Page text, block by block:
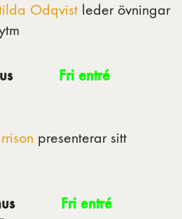
Odqvist leder övningar
Fri entré
presenterar sitt
Fri entré